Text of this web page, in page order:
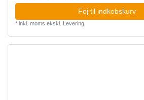
Foj til indkobskurv
* inkl. moms ekskl. Levering